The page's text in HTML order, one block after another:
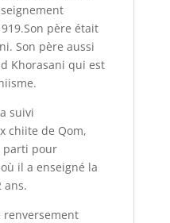
père était
Son père aussi
Khorasani qui est
suivi
chiite de Qom,
parti pour
il a enseigné la
ans.
renversement